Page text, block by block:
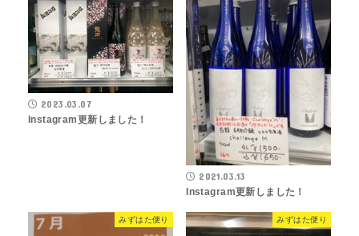
2023.03.07
Instagram更新しました！
2021.03.13
Instagram更新しました！
みずはた便り みずはた便り